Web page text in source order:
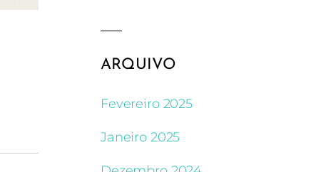
ARQUIVO
Fevereiro 2025
Janeiro 2025